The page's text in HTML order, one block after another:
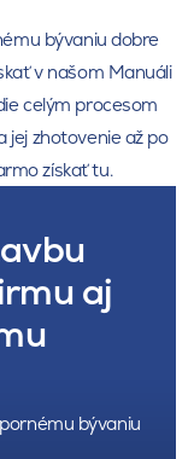
bývaniu dobre
v našom Manuáli
celým procesom
jej zhotovenie až po
získať tu.
aj
bývaniu